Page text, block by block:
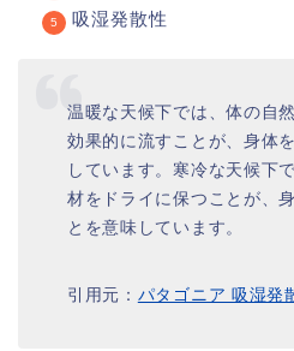
吸湿発散性
温暖な天候下では、体の自
効果的に流すことが、身体
しています。寒冷な天候下
材をドライに保つことが、
とを意味しています。
引用元： パタゴニア 吸湿発